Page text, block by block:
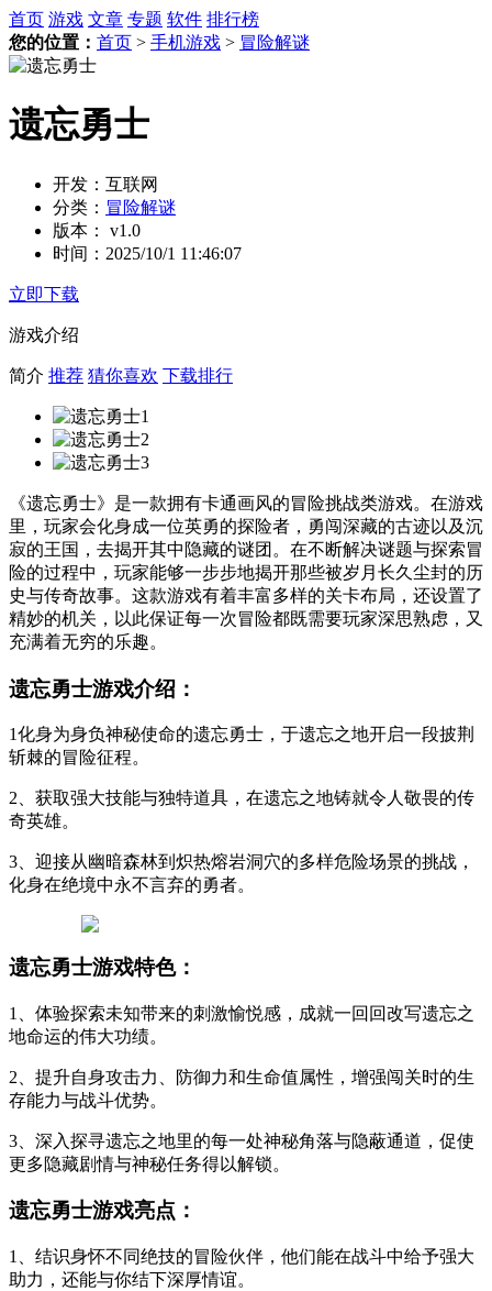
首页 游戏 文章 专题 软件 排行榜
您的位置： 首页 > 手机游戏 > 冒险解谜
遗忘勇士
开发： 互联网
分类： 冒险解谜
版本：
v1.0
时间： 2025/10/1 11:46:07
立即下载
游戏介绍
简介 推荐 猜你喜欢 下载排行
《遗忘勇士》是一款拥有卡通画风的冒险挑战类游戏。在游戏
里，玩家会化身成一位英勇的探险者，勇闯深藏的古迹以及沉
寂的王国，去揭开其中隐藏的谜团。在不断解决谜题与探索冒
险的过程中，玩家能够一步步地揭开那些被岁月长久尘封的历
史与传奇故事。这款游戏有着丰富多样的关卡布局，还设置了
精妙的机关，以此保证每一次冒险都既需要玩家深思熟虑，又
充满着无穷的乐趣。
遗忘勇士游戏介绍：
1化身为身负神秘使命的遗忘勇士，于遗忘之地开启一段披荆
斩棘的冒险征程。
2、获取强大技能与独特道具，在遗忘之地铸就令人敬畏的传
奇英雄。
3、迎接从幽暗森林到炽热熔岩洞穴的多样危险场景的挑战，
化身在绝境中永不言弃的勇者。
遗忘勇士游戏特色：
1、体验探索未知带来的刺激愉悦感，成就一回回改写遗忘之
地命运的伟大功绩。
2、提升自身攻击力、防御力和生命值属性，增强闯关时的生
存能力与战斗优势。
3、深入探寻遗忘之地里的每一处神秘角落与隐蔽通道，促使
更多隐藏剧情与神秘任务得以解锁。
遗忘勇士游戏亮点：
1、结识身怀不同绝技的冒险伙伴，他们能在战斗中给予强大
助力，还能与你结下深厚情谊。